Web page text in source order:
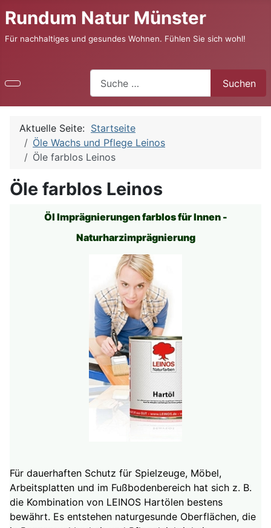
Rundum Natur Münster
Für nachhaltiges und gesundes Wohnen. Fühlen Sie sich wohl!
Suchen
Aktuelle Seite: Startseite
Öle Wachs und Pflege Leinos
Öle farblos Leinos
Öle farblos Leinos
Öl Imprägnierungen farblosfür Innen -
Naturharzimprägnierung
Für dauerhaften Schutz für Spielzeuge, Möbel,
Arbeitsplatten und im Fußbodenbereich hat sich z. B.
die Kombination von LEINOS Hartölen bestens
bewährt. Es entstehen naturgesunde Oberflächen, die